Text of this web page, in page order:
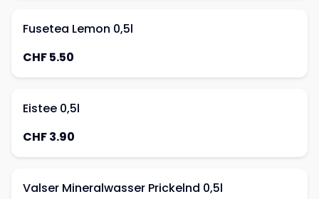
Fusetea Lemon 0,5l
CHF 5.50
Eistee 0,5l
CHF 3.90
Valser Mineralwasser Prickelnd 0,5l